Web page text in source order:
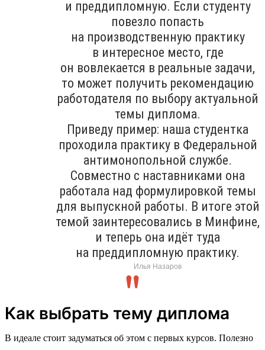
и преддипломную. Если студенту
повезло попасть
на производственную практику
в интересное место, где
он вовлекается в реальные задачи,
то может получить рекомендацию
работодателя по выбору актуальной
темы диплома.
Приведу пример: наша студентка
проходила практику в Федеральной
антимонопольной службе.
Совместно с наставниками она
работала над формулировкой темы
для выпускной работы. В итоге этой
темой заинтересовались в Минфине,
и теперь она идёт туда
на преддипломную практику.
Илья Назаров
Как выбрать тему диплома
В идеале стоит задуматься об этом с первых курсов. Полезно